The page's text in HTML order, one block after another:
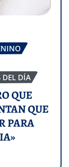
DEL DÍA
QUE
QUE
PARA